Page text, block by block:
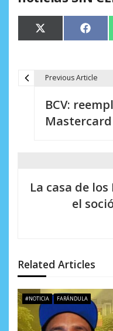
Compartir
en
X
(Twitter) en
ó
n
d
e
Previous Article
BCV:
Mastercard
La casa de
el
Related Articles
#NOTICIA FARÁNDULA